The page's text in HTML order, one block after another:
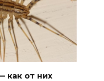
как от них